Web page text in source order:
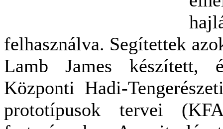
felhasználva. Segítettek
Lamb James készített,
Központi Hadi-
prototípusok tervei